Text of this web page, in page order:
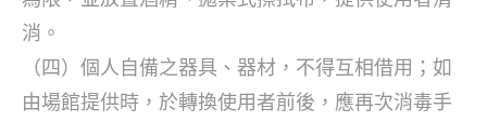
消。
（四）個人自備之器具、器材，不得互相借用；如
由場館提供時，於轉換使用者前後，應再次消毒手